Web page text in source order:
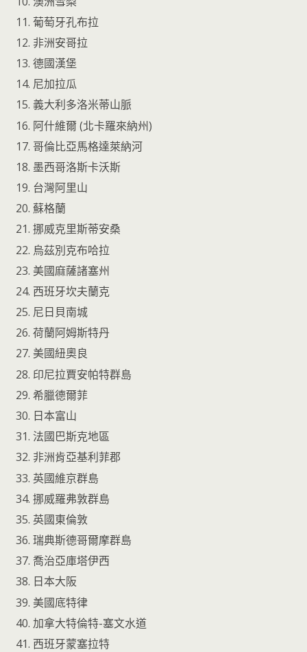
葡萄牙孔布拉
非洲安哥拉
德國漢堡
尼加拉瓜
義大利多洛米蒂山脈
阿什維爾 (北卡羅來納州)
哥倫比亞馬格達萊納河
墨西哥洛斯卡沃斯
台灣阿里山
蘇格蘭
挪威克里斯蒂安桑
烏茲別克布哈拉
美國麻薩諸塞州
西班牙坎夫蘭克
尼日貝南城
荷蘭阿姆斯特丹
美國紐奧良
印尼拉賈安帕特群島
希臘德爾菲
日本富山
法國巴斯克地區
非洲肯亞基利菲郡
英國維京群島
挪威羅弗敦群島
英國東倫敦
瑞典斯德哥爾摩群島
喬治亞庫塔伊西
日本大阪
美國底特律
加拿大特倫特-塞文水道
西班牙蒙塞拉特